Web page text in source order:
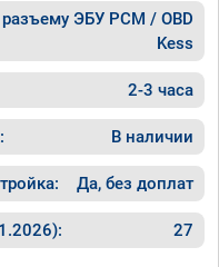
ЭБУ PCM / OBD
Kess
2-3 часа
В наличии
Да, без доплат
27